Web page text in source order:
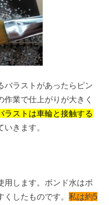
バラストがあったらピン
業で仕上がりが大きく
ラストは車輪と接触する
きます。
用します。ボンド水はボ
くしたものです。私は約5